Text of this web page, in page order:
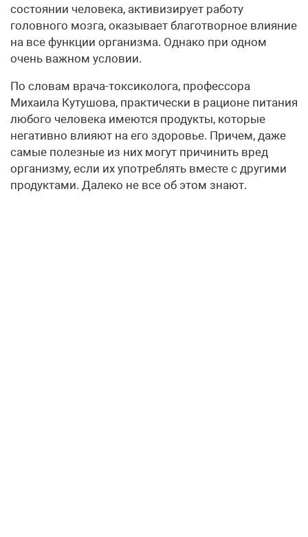
состоянии человека, активизирует работу
головного мозга, оказывает благотворное влияние
на все функции организма. Однако при одном
очень важном условии.
По словам врача-токсиколога, профессора
Михаила Кутушова, практически в рационе питания
любого человека имеются продукты, которые
негативно влияют на его здоровье. Причем, даже
самые полезные из них могут причинить вред
организму, если их употреблять вместе с другими
продуктами. Далеко не все об этом знают.